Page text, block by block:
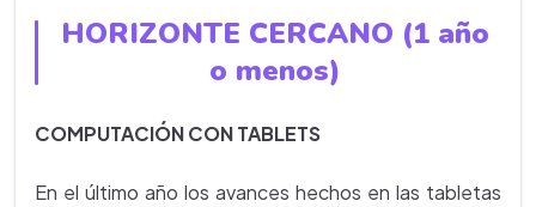
HORIZONTE CERCANO (1 año
o menos)
COMPUTACIÓN CON TABLETS
En el último año los avances hechos en las tabletas